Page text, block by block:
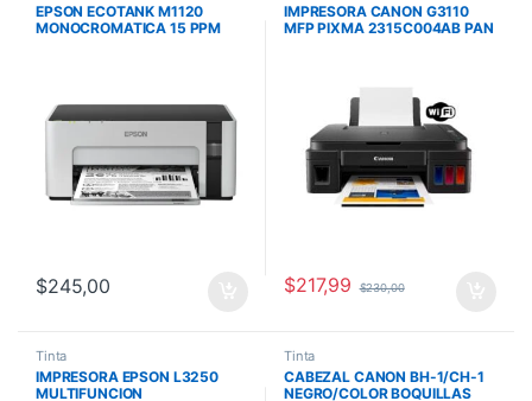
EPSON ECOTANK M1120
MONOCROMATICA 15 PPM
$245,00
IMPRESORA CANON G3110
MFP PIXMA 2315C004AB PAN
$217,99 $230,00
Tinta
IMPRESORA EPSON L3250
MULTIFUNCION
Tinta
CABEZAL CANON BH-1/CH-1
NEGRO/COLOR BOQUILLAS